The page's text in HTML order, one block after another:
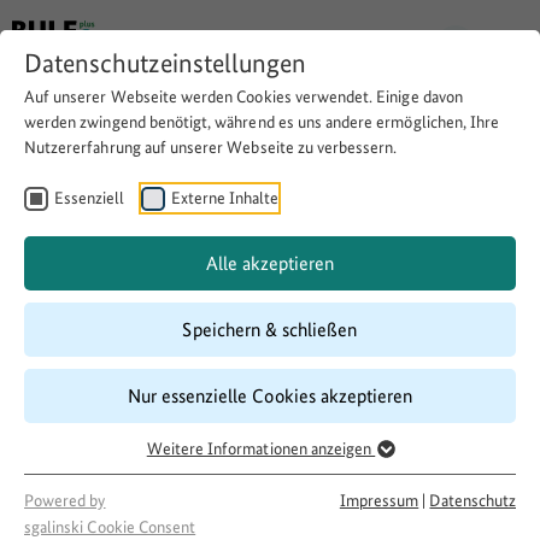
Datenschutzeinstellungen
Auf unserer Webseite werden Cookies verwendet. Einige davon
werden zwingend benötigt, während es uns andere ermöglichen, Ihre
Nutzererfahrung auf unserer Webseite zu verbessern.
Essenziell Externe Inhalte
Alle akzeptieren
Speichern & schließen
Nur essenzielle Cookies akzeptieren
Weitere Informationen anzeigen
Powered by
sgalinski Cookie Consent
Impressum | Datenschutz
Sprachkurs für Flüchtlings-
Frauen mit und ohne Kinder
Website besuchen Download Copy link
03/2018
Förderung
500 LandInitiativen